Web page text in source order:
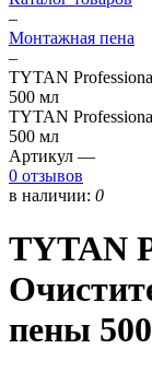
–
Монтажная пена
–
TYTAN
500 мл
TYTAN
500 мл
Артикул —
0 отзывов
в наличии: 0
TYTAN
пены